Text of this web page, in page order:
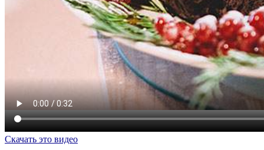
Скачать это видео